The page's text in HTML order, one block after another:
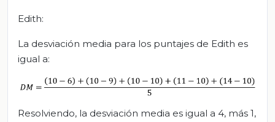
Edith:
La desviación media para los puntajes de Edith es
igual a:
Resolviendo, la desviación media es igual a 4, más 1,